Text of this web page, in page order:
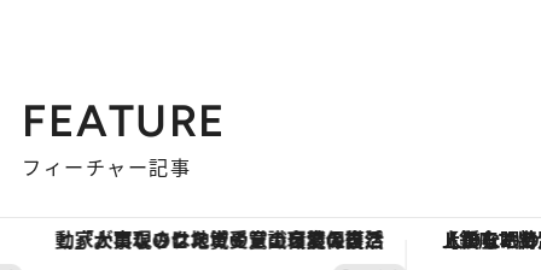
FEATURE
フィーチャー記事
「大事なのは地域の意識を変えること」。ロレックス賞受賞の自然保護活動家が実現させたナイジェリアの自然環境の復活 【銀座で出合う最旬美容】美髪ケアや上質